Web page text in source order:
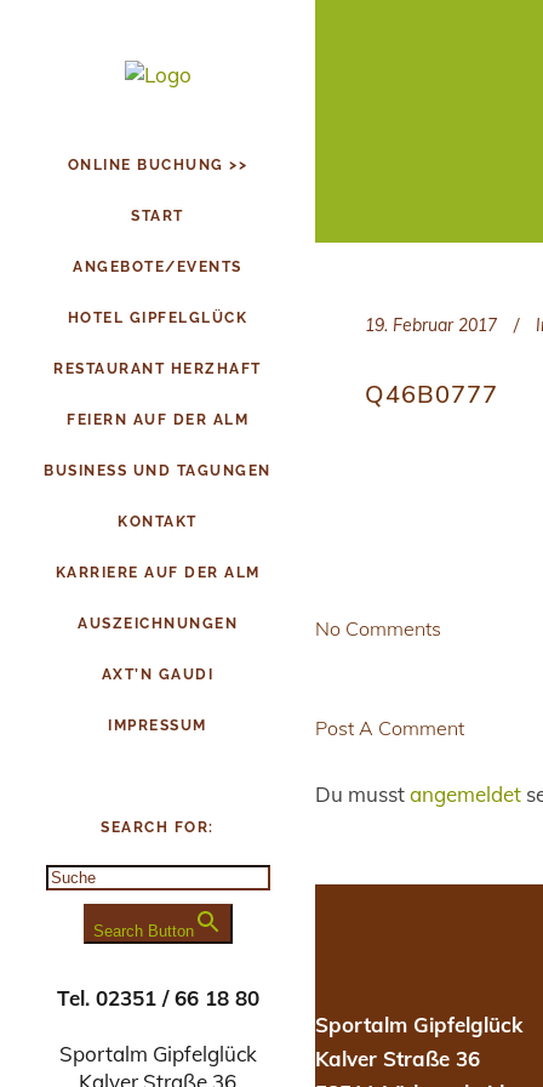
ONLINE BUCHUNG >>
START
ANGEBOTE/EVENTS
HOTEL GIPFELGLÜCK
RESTAURANT HERZHAFT
FEIERN AUF DER ALM
BUSINESS UND TAGUNGEN
KONTAKT
KARRIERE AUF DER ALM
AUSZEICHNUNGEN
AXT’N GAUDI
IMPRESSUM
SEARCH FOR:
Search Button
Tel. 02351 / 66 18 80
Sportalm Gipfelglück
Kalver Straße 36
19. Februar 2017
Q46B0777
No Comments
Post A Comment
Du musstangemeldet
Sportalm Gipfelglück
Kalver Straße 36